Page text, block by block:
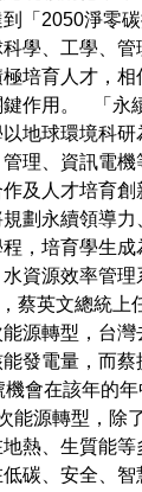
「2050淨零
學、工學、
培育人才，
鍵作用。 「永
地球環境科
理、資訊電
及人才培育
劃永續領導
，培育學生成
資源效率管理
蔡英文總統上
源轉型，台
發電量，而
機會在該年的
能源轉型，除
熱、生質能
碳、安全、